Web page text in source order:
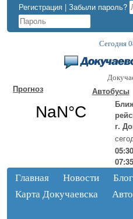
Регистрация | Забыли пароль?
Сегодня
Прогноз
Автобусы
г.
07:35
Главная Новости
Карта Докучаевска